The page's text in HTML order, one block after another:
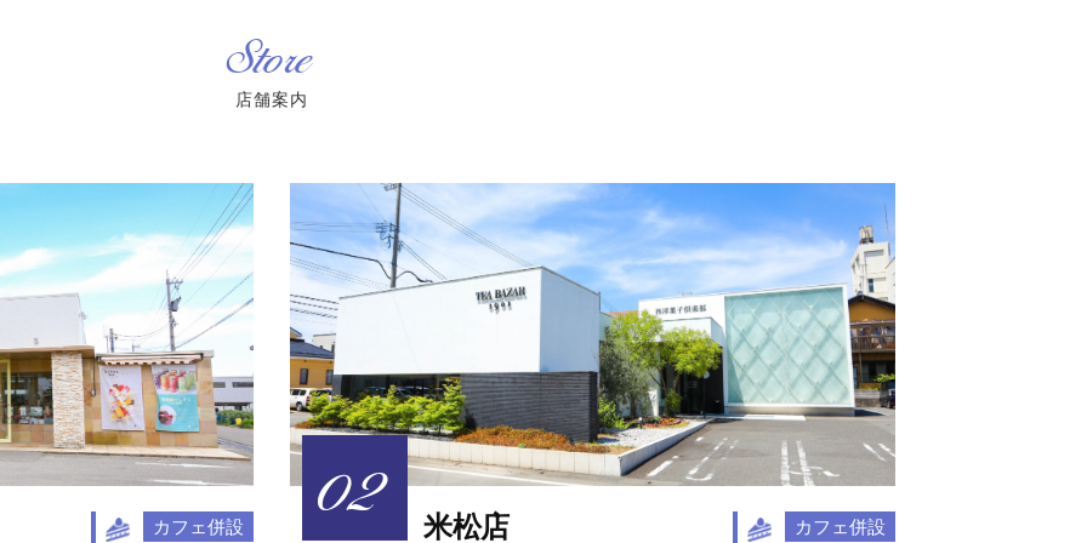
Store
店舗案内
カフェ併設 米松店 カフェ併設